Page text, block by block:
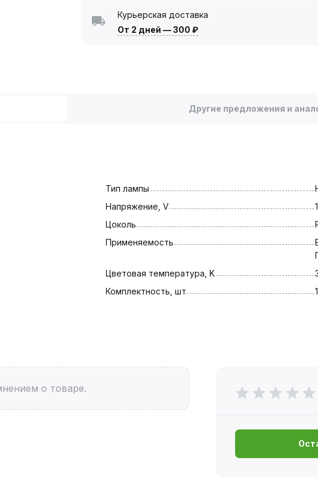
Курьерская доставка
От 2 дней —300 ₽
Другие предложения и
Тип лампы
Напряжение, V
Цоколь
Применяемость
Цветовая температура, K
Комплектность, шт
1
о товаре.